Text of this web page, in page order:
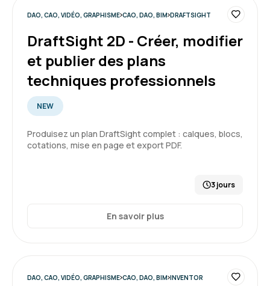
DAO, CAO, VIDÉO, GRAPHISME CAO, DAO, BIM DRAFTSIGHT
DraftSight 2D - Créer, modifier
et publier des plans
techniques professionnels
NEW
Produisez un plan DraftSight complet : calques, blocs,
cotations, mise en page et export PDF.
3 jours
En savoir plus
DAO, CAO, VIDÉO, GRAPHISME CAO, DAO, BIM INVENTOR